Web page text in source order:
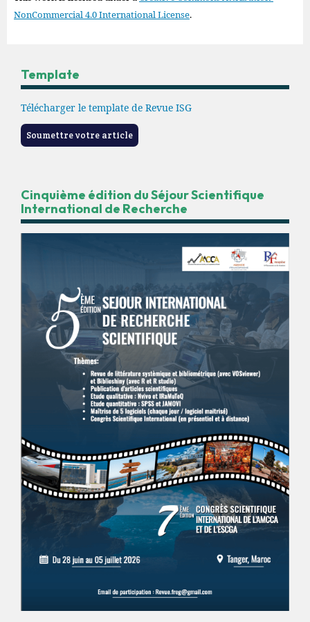
NonCommercial 4.0 International License.
Template
Télécharger le template de Revue ISG
Soumettre votre article
Cinquième édition du Séjour Scientifique
International de Recherche